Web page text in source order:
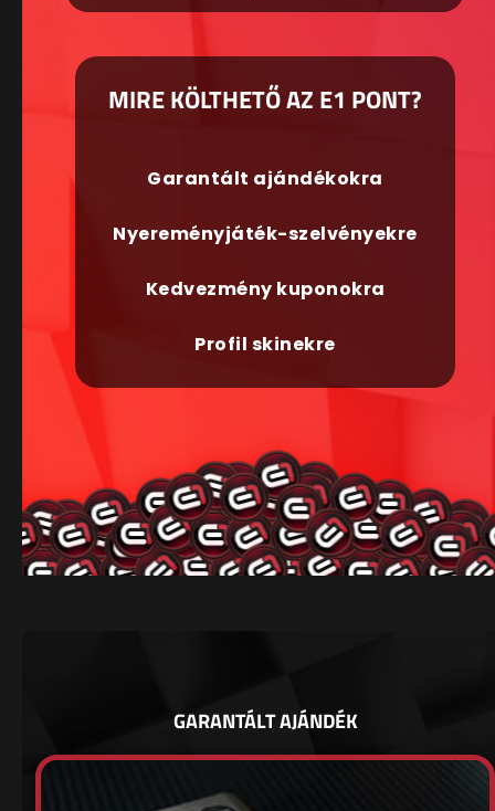
MIRE KÖLTHETŐ AZ E1 PONT?
Garantált ajándékokra
Nyereményjáték-szelvényekre
Kedvezmény kuponokra
Profil skinekre
GARANTÁLT AJÁNDÉK